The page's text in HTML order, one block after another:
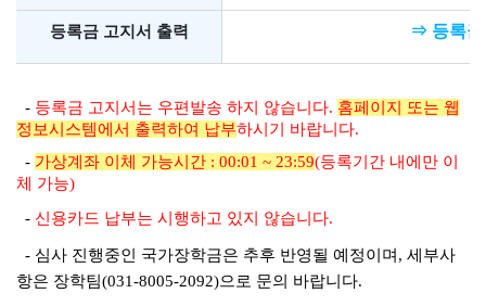
등록금 고지서 출력 ⇒ 등록
- 등록금 고지서는 우편발송 하지 않습니다. 홈페이지 또는 웹
정보시스템에서 출력하여 납부하시기 바랍니다.
- 가상계좌 이체 가능시간 : 00:01 ~ 23:59(등록기간 내에만 이
체 가능)
- 신용카드 납부는 시행하고 있지 않습니다.
- 심사 진행중인 국가장학금은 추후 반영될 예정이며, 세부사
항은 장학팀(031-8005-2092)으로 문의 바랍니다.